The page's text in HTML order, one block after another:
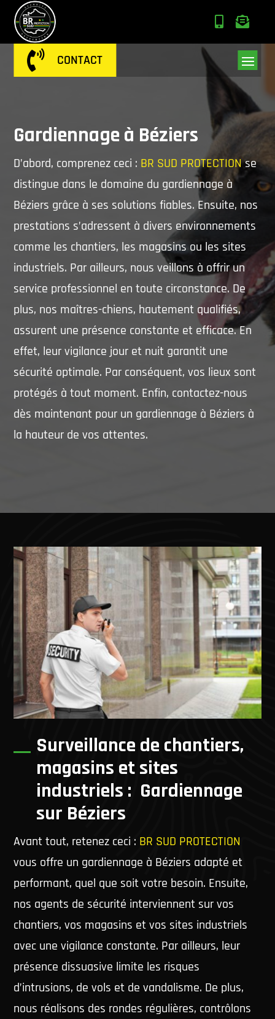
 
 CONTACT
Gardiennage à Béziers
D’abord, comprenez ceci : BR SUD PROTECTIONse
distingue dans le domaine du gardiennage à
Béziers grâce à ses solutions fiables. Ensuite, nos
prestations s’adressent à divers environnements
comme les chantiers, les magasins ou les sites
industriels. Par ailleurs, nous veillons à offrir un
service professionnel en toute circonstance. De
plus, nos maîtres-chiens, hautement qualifiés,
assurent une présence constante et efficace. En
effet, leur vigilance jour et nuit garantit une
sécurité optimale. Par conséquent, vos lieux sont
protégés à tout moment. Enfin, contactez-nous
dès maintenant pour un gardiennage à Béziers à
la hauteur de vos attentes.
Surveillance de chantiers,
magasins et sites
industriels : Gardiennage
sur Béziers
Avant tout, retenez ceci : BR SUD PROTECTION
vous offre un gardiennage à Béziers adapté et
performant, quel que soit votre besoin. Ensuite,
nos agents de sécurité interviennent sur vos
chantiers, vos magasins et vos sites industriels
avec une vigilance constante. Par ailleurs, leur
présence dissuasive limite les risques
d’intrusions, de vols et de vandalisme. De plus,
nous réalisons des rondes régulières, contrôlons